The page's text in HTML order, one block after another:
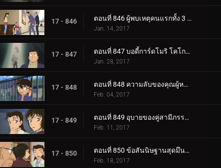
17 - 846 ตอนที่ 846 ผู้พบเหตุคนแรกทั้ง 3 (ตอน 2)
Jan. 14, 2017
17 - 847 ตอนที่ 847 บอดี้การ์ดโมริ โคโกโร่
Jan. 28, 2017
17 - 848 ตอนที่ 848 ความลับของคุณผู้หญิงที่หายไป
Feb. 04, 2017
17 - 849 ตอนที่ 849 อุบายของคู่สามีภรรยานกเป็ดน้ำ
Feb. 11, 2017
17 - 850 ตอนที่ 850 ข้อสันนิษฐานสุดมึนของสาวน้อยช่างฝัน
Feb. 18, 2017